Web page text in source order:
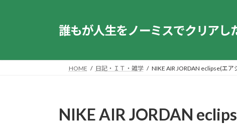
誰もが人生をノーミスでクリアし
HOME 日記・ＩＴ・雑学 NIKE AIR JORDAN eclipse(エ
NIKE AIR JORDAN